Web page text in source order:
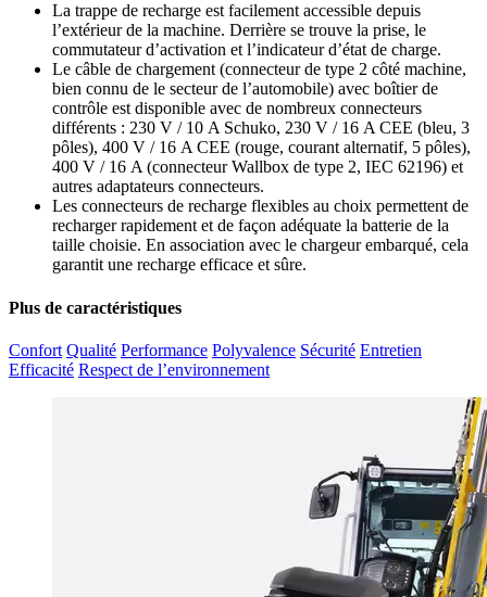
La trappe de recharge est facilement accessible depuis
l’extérieur de la machine. Derrière se trouve la prise, le
commutateur d’activation et l’indicateur d’état de charge.
Le câble de chargement (connecteur de type 2 côté machine,
bien connu de le secteur de l’automobile) avec boîtier de
contrôle est disponible avec de nombreux connecteurs
différents : 230 V / 10 A Schuko, 230 V / 16 A CEE (bleu, 3
pôles), 400 V / 16 A CEE (rouge, courant alternatif, 5 pôles),
400 V / 16 A (connecteur Wallbox de type 2, IEC 62196) et
autres adaptateurs connecteurs.
Les connecteurs de recharge flexibles au choix permettent de
recharger rapidement et de façon adéquate la batterie de la
taille choisie. En association avec le chargeur embarqué, cela
garantit une recharge efficace et sûre.
Plus de caractéristiques
Confort Qualité Performance Polyvalence Sécurité Entretien
Efficacité Respect de l’environnement